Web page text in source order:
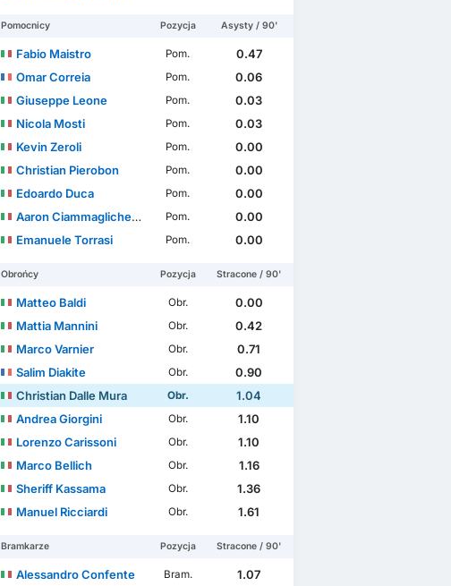
Pomocnicy Pozycja Asysty / 90'
Fabio Maistro Pom.
0.47
Omar Correia
Pom.
0.06
Giuseppe Leone
Pom.
0.03
Nicola Mosti
Pom.
0.03
Kevin Zeroli
Pom.
0.00
Christian Pierobon
Pom.
0.00
Edoardo Duca
Pom.
0.00
Aaron Ciammaglichella
Pom.
0.00
Emanuele Torrasi
Pom. 0.00
Obrońcy Pozycja Stracone / 90'
Matteo Baldi Obr.
0.00
Mattia Mannini
Obr.
0.42
Marco Varnier
Obr.
0.71
Salim Diakite
Obr.
0.90
Christian Dalle Mura
Obr.
1.04
Andrea Giorgini
Obr.
1.10
Lorenzo Carissoni
Obr.
1.10
Marco Bellich
Obr.
1.16
Sheriff Kassama
Obr.
1.36
Manuel Ricciardi
Obr. 1.61
Bramkarze Pozycja Stracone / 90'
Alessandro Confente Bram.
1.07